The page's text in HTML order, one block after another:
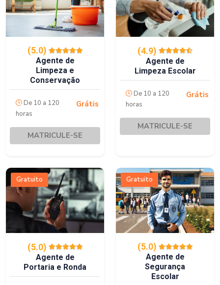
(5.0)
Agente de
Limpeza e
Conservação
De 10 a 120
horas
Grátis
MATRICULE-SE
(4.9)
Agente de
Limpeza Escolar
De 10 a 120
horas
Grátis
MATRICULE-SE
Gratuito
(5.0)
Agente de
Portaria e Ronda
Gratuito
(5.0)
Agente de
Segurança
Escolar